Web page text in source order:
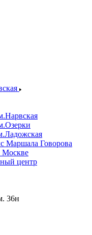
Маршала Говорова
центр
36н